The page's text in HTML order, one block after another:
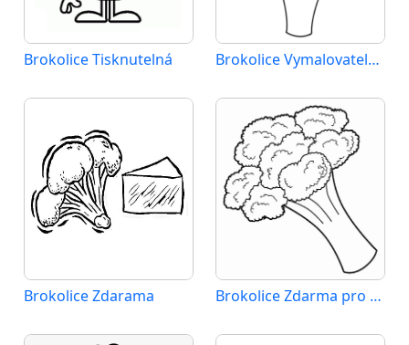
Brokolice Tisknutelná Brokolice Vymalovatelné pro Děti
Brokolice Zdarama Brokolice Zdarma pro Děti